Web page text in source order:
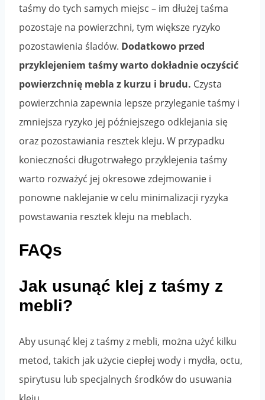
taśmy do tych samych miejsc – im dłużej taśma
pozostaje na powierzchni, tym większe ryzyko
pozostawienia śladów. Dodatkowo przed
przyklejeniem taśmy warto dokładnie oczyścić
powierzchnię mebla z kurzu i brudu. Czysta
powierzchnia zapewnia lepsze przyleganie taśmy i
zmniejsza ryzyko jej późniejszego odklejania się
oraz pozostawiania resztek kleju. W przypadku
konieczności długotrwałego przyklejenia taśmy
warto rozważyć jej okresowe zdejmowanie i
ponowne naklejanie w celu minimalizacji ryzyka
powstawania resztek kleju na meblach.
FAQs
Jak usunąć klej z taśmy z
mebli?
Aby usunąć klej z taśmy z mebli, można użyć kilku
metod, takich jak użycie ciepłej wody i mydła, octu,
spirytusu lub specjalnych środków do usuwania